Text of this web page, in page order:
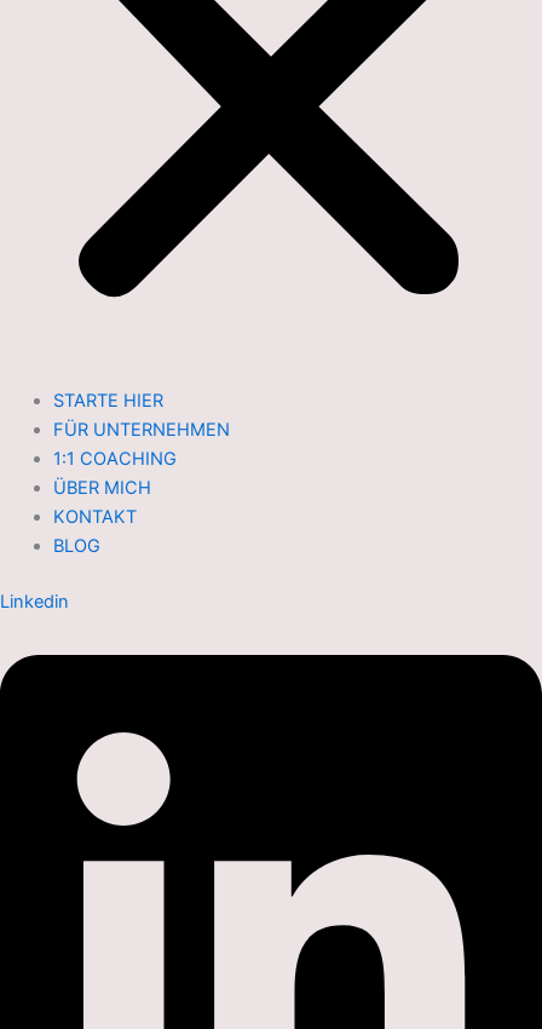
STARTE HIER
FÜR UNTERNEHMEN
1:1 COACHING
ÜBER MICH
KONTAKT
BLOG
Linkedin